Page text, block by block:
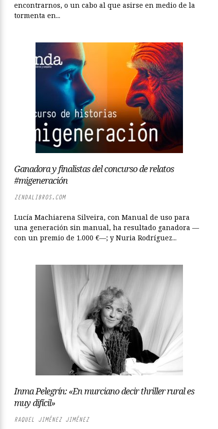
encontrarnos, o un cabo al que asirse en medio de la
tormenta en...
Ganadora y finalistas del concurso de relatos
#migeneración
ZENDALIBROS.COM
Lucía Machiarena Silveira, con Manual de uso para
una generación sin manual, ha resultado ganadora —
con un premio de 1.000 €—; y Nuria Rodríguez...
Inma Pelegrín: «En murciano decir thriller rural es
muy difícil»
RAQUEL JIMÉNEZ JIMÉNEZ